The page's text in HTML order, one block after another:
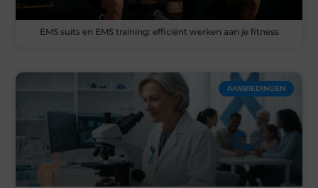
EMS suits en EMS training: efficiënt werken aan je fitness
AANBIEDINGEN